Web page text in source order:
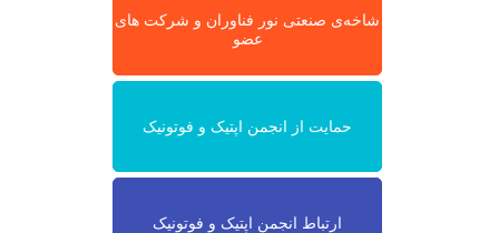
شاخه‌ی صنعتی نور فناوران و شرکت های
عضو
حمایت از انجمن اپتیک و فوتونیک
ارتباط انجمن اپتیک و فوتونیک